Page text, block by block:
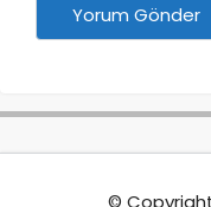
Yorum Gönder
© Copyright